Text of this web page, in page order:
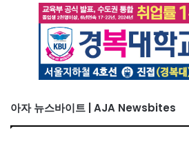
아자 뉴스바이트 | AJA Newsbites